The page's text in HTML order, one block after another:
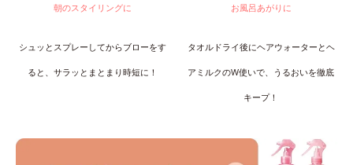
朝のスタイリングに
シュッとスプレーしてからブローをす
ると、サラッとまとまり時短に！
お風呂あがりに
タオルドライ後にヘアウォーターとヘ
アミルクのW使いで、うるおいを徹底
キープ！